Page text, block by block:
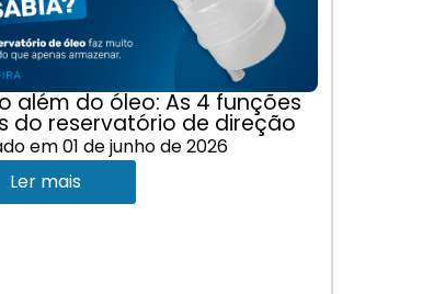
além do óleo: As 4 funções
do reservatório de direção
em01 de junho de 2026
Ler mais